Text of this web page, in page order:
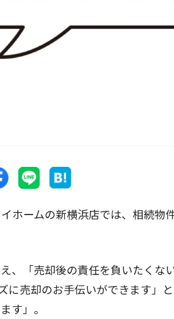
ホームの新横浜店では、相続物
「売却後の責任を負いたくな
に売却のお手伝いができます」
す」。